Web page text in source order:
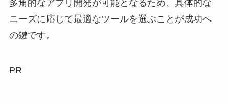
多角的なアプリ開発が可能となるため、具体的な
ニーズに応じて最適なツールを選ぶことが成功へ
の鍵です。
PR